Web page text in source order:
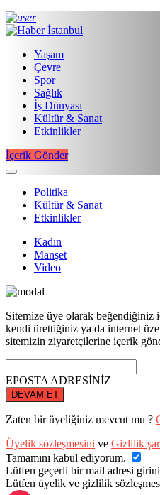
Yaşam
Çevre
Spor
Sağlık
İş Dünyası
Kültür & Sanat
Etkinlikler
İçerik Gönder
Politika
Kültür & Sanat
Etkinlikler
Kadın
Manşet
Video
Sitemize üye olarak
kendi ürettiğiniz ya da internet
sitemizin ziyaretçilerine içerik
EPOSTA ADRESİNİZ
DEVAM ET
Zaten bir üyeliğiniz mevcut mu ?
Üyelik sözleşmesini ve Gizlilik
Tamamını kabul ediyorum.
Lütfen geçerli bir mail adresi
Lütfen üyelik ve gizlilik